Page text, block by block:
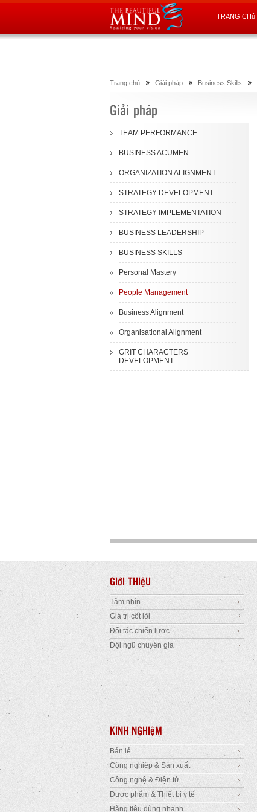
TRANG CHủ
Trang chủ Giải pháp Business Skills
Giải pháp
TEAM PERFORMANCE
BUSINESS ACUMEN
ORGANIZATION ALIGNMENT
STRATEGY DEVELOPMENT
STRATEGY IMPLEMENTATION
BUSINESS LEADERSHIP
BUSINESS SKILLS
Personal Mastery
People Management
Business Alignment
Organisational Alignment
GRIT CHARACTERS
DEVELOPMENT
GIớI THIệU
Tầm nhìn
Giá trị cốt lõi
Đối tác chiến lược
Đội ngũ chuyên gia
KINH NGHIệM
Bán lẻ
Công nghiệp & Sản xuất
Công nghệ & Điện tử
Dược phẩm & Thiết bị y tế
Hàng tiêu dùng nhanh